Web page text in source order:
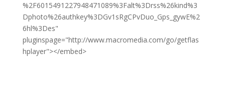
%2F6015491227948471089%3Falt%3Drss%26kind%3
Dphoto%26authkey%3DGv1sRgCPvDuo_Gps_gywE%2
6hl%3Des"
pluginspage="http://www.macromedia.com/go/getflas
hplayer"></embed>